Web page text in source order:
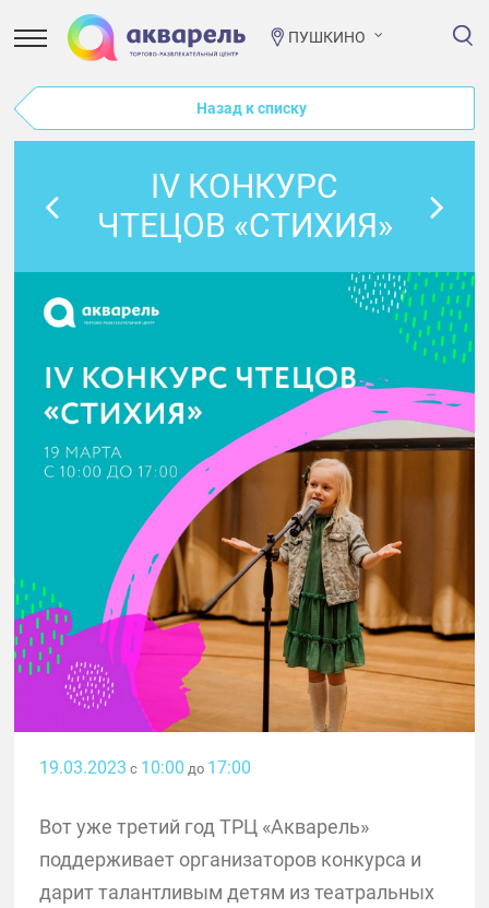
ПУШКИНО
Назад к списку
IV КОНКУРС
ЧТЕЦОВ «СТИХИЯ»
19.03.2023 с 10:00 до 17:00
Вот уже третий год ТРЦ «Акварель»
поддерживает организаторов конкурса и
дарит талантливым детям из театральных